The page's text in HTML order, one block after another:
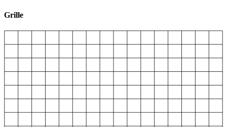
Grille